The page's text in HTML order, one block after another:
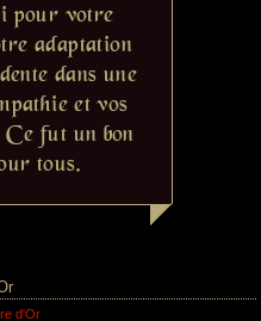
pour votre
adaptation
dans une
et vos
Ce fut un bon
tous.
d'Or